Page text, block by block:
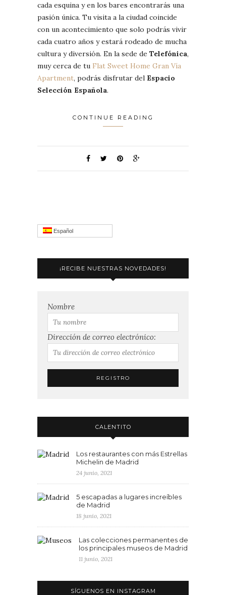
cada esquina y en los bares encontrarás una
pasión única. Tu visita a la ciudad coincide
con un acontecimiento que solo podrás vivir
cada cuatro años y estará rodeado de mucha
cultura y diversión. En la sede de Telefónica,
muy cerca de tu Flat Sweet Home Gran Vía
Apartment, podrás disfrutar del Espacio
Selección Española.
CONTINUE READING
Español
¡RECIBE NUESTRAS NOVEDADES!
Nombre
Dirección de correo electrónico:
CALENTITO
Los restaurantes con más Estrellas
Michelin de Madrid
24 junio, 2021
5 escapadas a lugares increíbles
de Madrid
18 junio, 2021
Las colecciones permanentes de
los principales museos de Madrid
11 junio, 2021
SÍGUENOS EN INSTAGRAM